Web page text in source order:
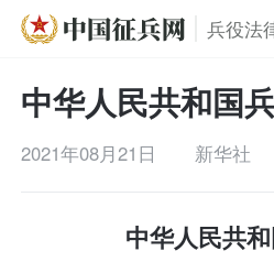
兵役法
中华人民共和国
2021年08月21日 新华社
中华人民共